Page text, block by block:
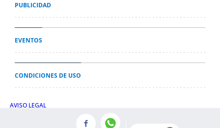
PUBLICIDAD
EVENTOS
CONDICIONES DE USO
AVISO LEGAL